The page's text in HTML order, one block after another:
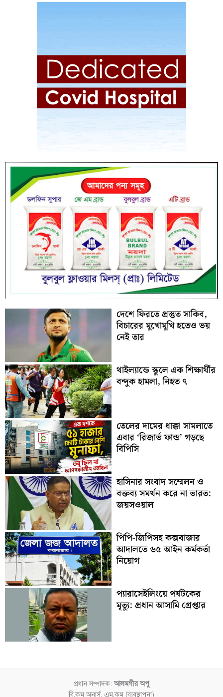
দেশে ফিরতে প্রস্তুত সাকিব,
বিচারের মুখোমুখি হতেও ভয়
নেই তার
থাইল্যান্ডে স্কুলে এক শিক্ষার্থীর
বন্দুক হামলা, নিহত ৭
তেলের দামের ধাক্কা সামলাতে
এবার ‘রিজার্ভ ফান্ড’ গড়ছে
বিপিসি
হাসিনার সংবাদ সম্মেলন ও
বক্তব্য সমর্থন করে না ভারত:
জয়সওয়াল
পিপি-জিপিসহ কক্সবাজার
আদালতে ৬৫ আইন কর্মকর্তা
নিয়োগ
প্যারাসেইলিংয়ে পর্যটকের
মৃত্যু: প্রধান আসামি গ্রেপ্তার
প্রধান সম্পাদক:আলমগীর অপু
বি.কম অনার্স, এম.কম (ব্যবস্থাপনা)